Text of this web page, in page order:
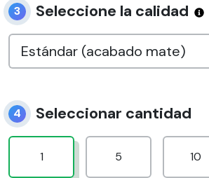
3 Seleccione la calidad
4 Seleccionar cantidad
1 5 10